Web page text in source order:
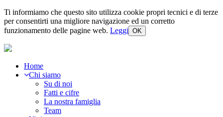
Ti informiamo che questo sito utilizza cookie propri tecnici e di terze
per consentirti una migliore navigazione ed un corretto
funzionamento delle pagine web. Leggi OK
Home
Chi siamo
Su di noi
Fatti e cifre
La nostra famiglia
Team